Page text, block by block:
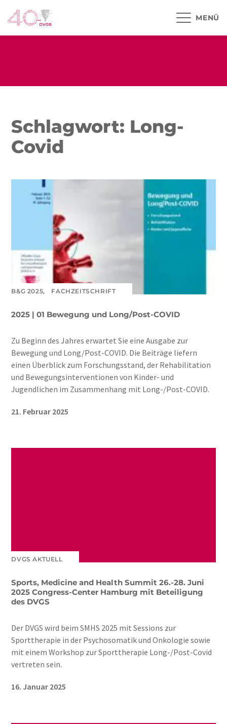
Schlagwort: Long-
Covid
B&G 2025, FACHZEITSCHRIFT
2025 | 01 Bewegung und Long/Post-COVID
Zu Beginn des Jahres erwartet Sie eine Ausgabe zur
Bewegung und Long/Post-COVID. Die Beiträge liefern
einen Überblick zum Forschungsstand, der Rehabilitation
und Bewegungsinterventionen von Kinder- und
Jugendlichen im Zusammenhang mit Long-/Post-COVID.
21. Februar 2025
DVGS AKTUELL
Sports, Medicine and Health Summit 26.-28. Juni
2025 Congress-Center Hamburg mit Beteiligung
des DVGS
Der DVGS wird beim SMHS 2025 mit Sessions zur
Sporttherapie in der Psychosomatik und Onkologie sowie
mit einem Workshop zur Sporttherapie Long-/Post-Covid
vertreten sein.
16. Januar 2025
MENÜ